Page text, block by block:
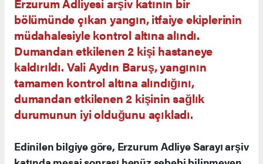
bölümünde çıkan yangın, itfaiye ekiplerinin
müdahalesiyle kontrol altına alındı.
Dumandan etkilenen 2 kişi hastaneye
kaldırıldı. Vali Aydın Baruş, yangının
tamamen kontrol altına alındığını,
dumandan etkilenen 2 kişinin sağlık
durumunun iyi olduğunu açıkladı.
Edinilen bilgiye göre, Erzurum Adliye Sarayı arşiv